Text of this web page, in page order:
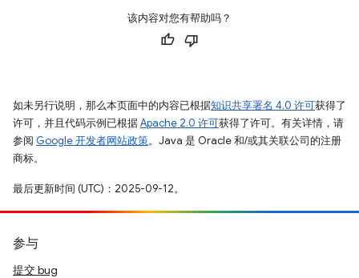
该内容对您有帮助吗？
如未另行说明，那么本页面中的内容已根据知识共享署名 4.0 许可获得了
许可，并且代码示例已根据Apache 2.0 许可获得了许可。有关详情，请
参阅 Google 开发者网站政策。Java 是 Oracle 和/或其关联公司的注册
商标。
最后更新时间 (UTC)：2025-09-12。
参与
提交 bug